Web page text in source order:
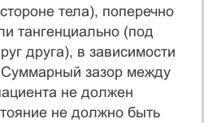
тела), поперечно
тангенциально (под
друга), в зависимости
Суммарный зазор между
не должен
не должно быть